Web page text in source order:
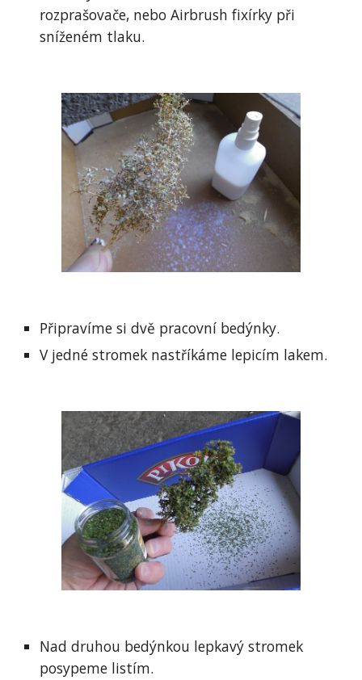
rozprašovače, nebo Airbrush fixírky při
sníženém tlaku.
Připravíme si dvě pracovní bedýnky.
V jedné stromek nastříkáme lepicím lakem.
Nad druhou bedýnkou lepkavý stromek
posypeme listím.